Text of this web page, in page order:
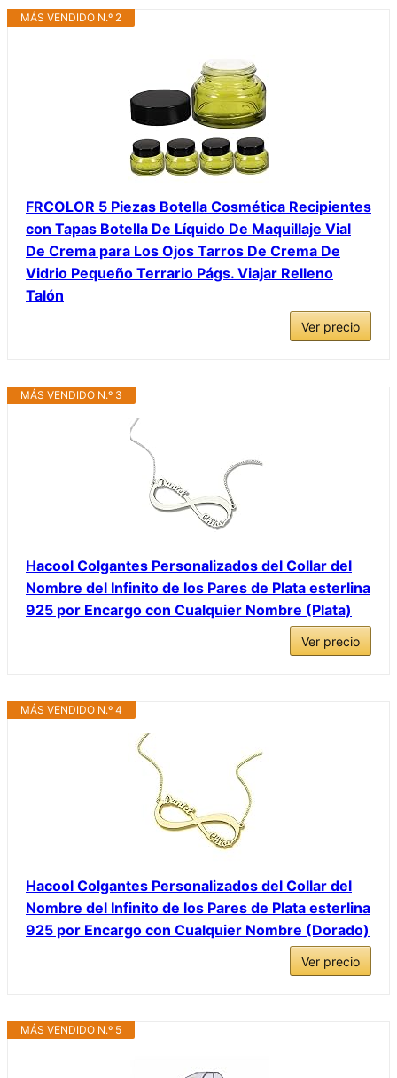
MÁS VENDIDO N.º 2
FRCOLOR 5 Piezas Botella Cosmética Recipientes
con Tapas Botella De Líquido De Maquillaje Vial
De Crema para Los Ojos Tarros De Crema De
Vidrio Pequeño Terrario Págs. Viajar Relleno
Talón
Ver precio
MÁS VENDIDO N.º 3
Hacool Colgantes Personalizados del Collar del
Nombre del Infinito de los Pares de Plata esterlina
925 por Encargo con Cualquier Nombre (Plata)
Ver precio
MÁS VENDIDO N.º 4
Hacool Colgantes Personalizados del Collar del
Nombre del Infinito de los Pares de Plata esterlina
925 por Encargo con Cualquier Nombre (Dorado)
Ver precio
MÁS VENDIDO N.º 5